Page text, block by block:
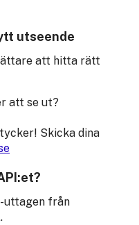
utseende
att hitta rätt
att se ut?
Skicka dina
uttagen från